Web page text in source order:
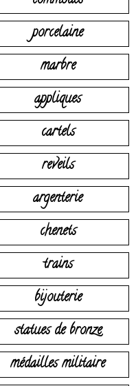
porcelaine
marbre
appliques
cartels
reveils
argenterie
chenets
trains
bijouterie
statues de bronze
médailles militaire